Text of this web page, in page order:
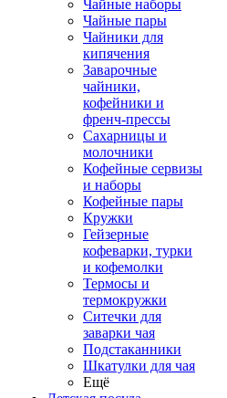
Чайные наборы
Чайные пары
Чайники для
кипячения
Заварочные
чайники,
кофейники и
френч-прессы
Сахарницы и
молочники
Кофейные сервизы
и наборы
Кофейные пары
Кружки
Гейзерные
кофеварки, турки
и кофемолки
Термосы и
термокружки
Ситечки для
заварки чая
Подстаканники
Шкатулки для чая
Ещё